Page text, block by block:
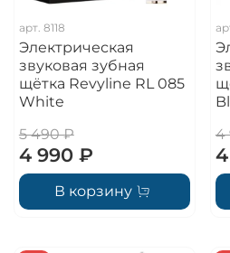
арт. 8118
Электрическая
звуковая зубная
щётка Revyline RL 085
White
5 490 ₽
4 990 ₽
В корзину
4